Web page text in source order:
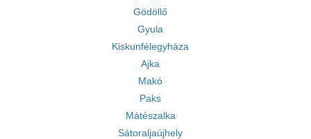
Gödöllő
Gyula
Kiskunfélegyháza
Ajka
Makó
Paks
Mátészalka
Sátoraljaújhely